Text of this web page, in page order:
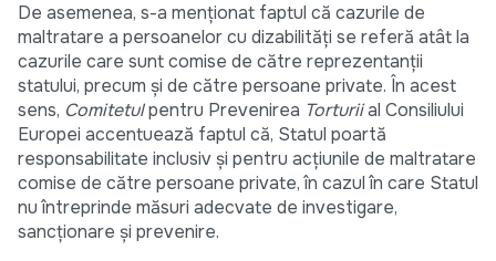
De asemenea, s-a menționat faptul că cazurile de
maltratare a persoanelor cu dizabilități se referă atât la
cazurile care sunt comise de către reprezentanții
statului, precum și de către persoane private. În acest
sens, Comitetulpentru Prevenirea Torturiial Consiliului
Europei accentuează faptul că, Statul poartă
responsabilitate inclusiv și pentru acțiunile de maltratare
comise de către persoane private, în cazul în care Statul
nu întreprinde măsuri adecvate de investigare,
sancționare și prevenire.